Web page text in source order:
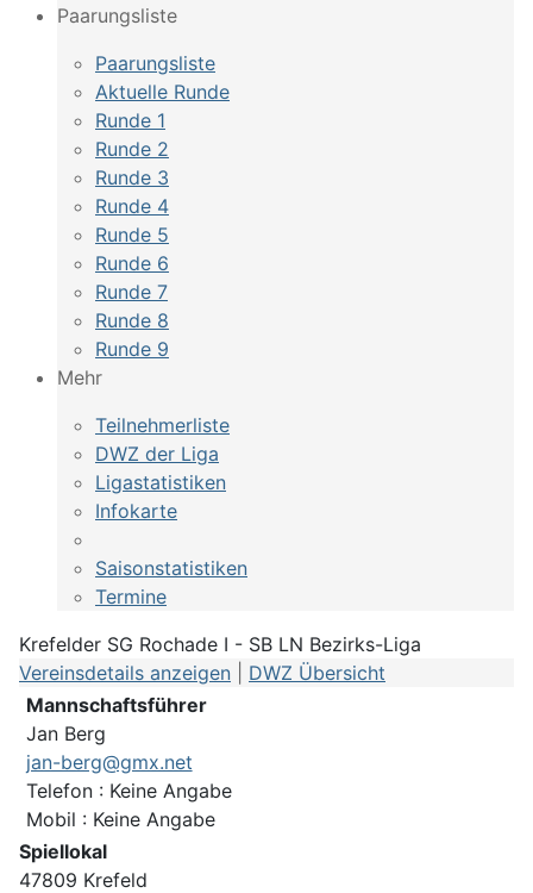
Paarungsliste
Paarungsliste
Aktuelle Runde
Runde 1
Runde 2
Runde 3
Runde 4
Runde 5
Runde 6
Runde 7
Runde 8
Runde 9
Mehr
Teilnehmerliste
DWZ der Liga
Ligastatistiken
Infokarte
Saisonstatistiken
Termine
Krefelder SG Rochade I - SB LN Bezirks-Liga
Vereinsdetails anzeigen
DWZ Übersicht
Mannschaftsführer
Jan Berg
jan-berg@gmx.net
Telefon : Keine Angabe
Mobil : Keine Angabe
Spiellokal
47809 Krefeld